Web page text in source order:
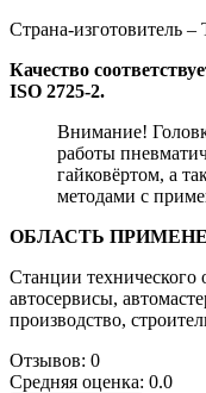
Страна-изготовитель –
Качество
ISO 2725-2.
Внимание!
работы
гайковёртом, а
методами с
ОБЛАСТЬ
Станции
автосервисы,
производство,
Отзывов: 0
Средняя оценка: 0.0